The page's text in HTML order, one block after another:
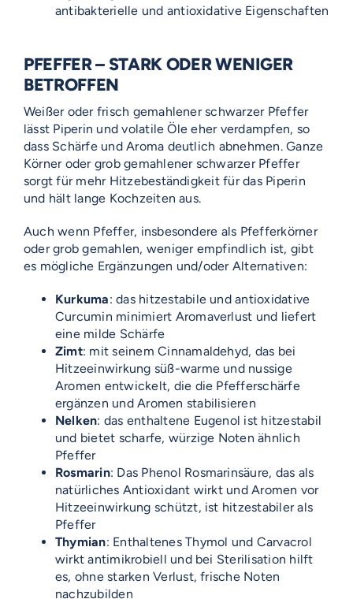
antibakterielle und antioxidative Eigenschaften
PFEFFER – STARK ODER WENIGER
BETROFFEN
Weißer oder frisch gemahlener schwarzer Pfeffer
lässt Piperin und volatile Öle eher verdampfen, so
dass Schärfe und Aroma deutlich abnehmen. Ganze
Körner oder grob gemahlener schwarzer Pfeffer
sorgt für mehr Hitzebeständigkeit für das Piperin
und hält lange Kochzeiten aus.
Auch wenn Pfeffer, insbesondere als Pfefferkörner
oder grob gemahlen, weniger empfindlich ist, gibt
es mögliche Ergänzungen und/oder Alternativen:
Kurkuma: das hitzestabile und antioxidative
Curcumin minimiert Aromaverlust und liefert
eine milde Schärfe
Zimt: mit seinem Cinnamaldehyd, das bei
Hitzeeinwirkung süß-warme und nussige
Aromen entwickelt, die die Pfefferschärfe
ergänzen und Aromen stabilisieren
Nelken: das enthaltene Eugenol ist hitzestabil
und bietet scharfe, würzige Noten ähnlich
Pfeffer
Rosmarin: Das Phenol Rosmarinsäure, das als
natürliches Antioxidant wirkt und Aromen vor
Hitzeeinwirkung schützt, ist hitzestabiler als
Pfeffer
Thymian: Enthaltenes Thymol und Carvacrol
wirkt antimikrobiell und bei Sterilisation hilft
es, ohne starken Verlust, frische Noten
nachzubilden